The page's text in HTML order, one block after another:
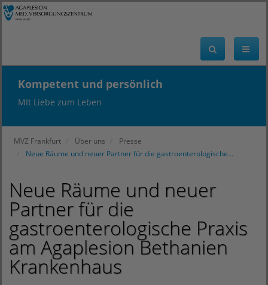
Kompetent und persönlich
MIt Liebe zum Leben
MVZ Frankfurt Über uns
Presse
Neue Räume und neuer Partner für die gastroenterologische…
Neue Räume und neuer
Partner für die
gastroenterologische Praxis
am Agaplesion Bethanien
Krankenhaus